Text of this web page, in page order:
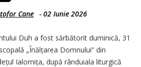
Cane - 02 Iunie 2026
Duh a fost sărbătorit duminică, 31
„Înălțarea Domnului” din
Ialomița, după rânduiala liturgică